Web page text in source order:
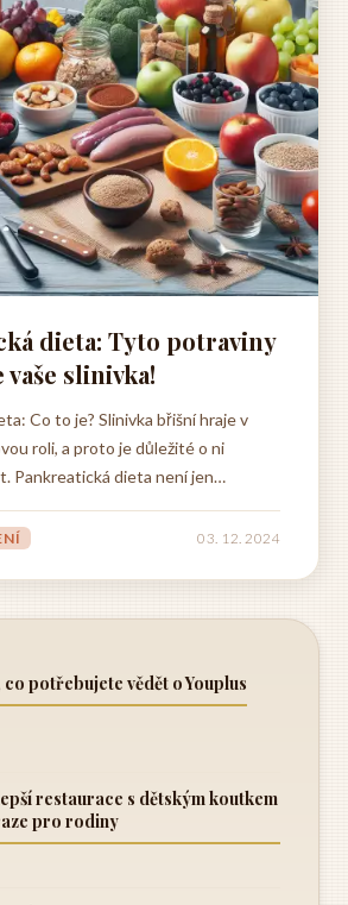
dieta: Tyto potraviny
slinivka!
Co to je? Slinivka břišní hraje v
roli, a proto je důležité o ni
Pankreatická dieta není jen
její zdraví. Zaměřuje se na
03. 12. 2024
co potřebujete vědět o Youplus
restaurace s dětským koutkem
pro rodiny